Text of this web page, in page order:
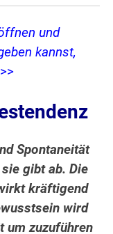
und
kannst,
Spontaneität
gibt ab. Die
kräftigend
wird
um zuzuführen